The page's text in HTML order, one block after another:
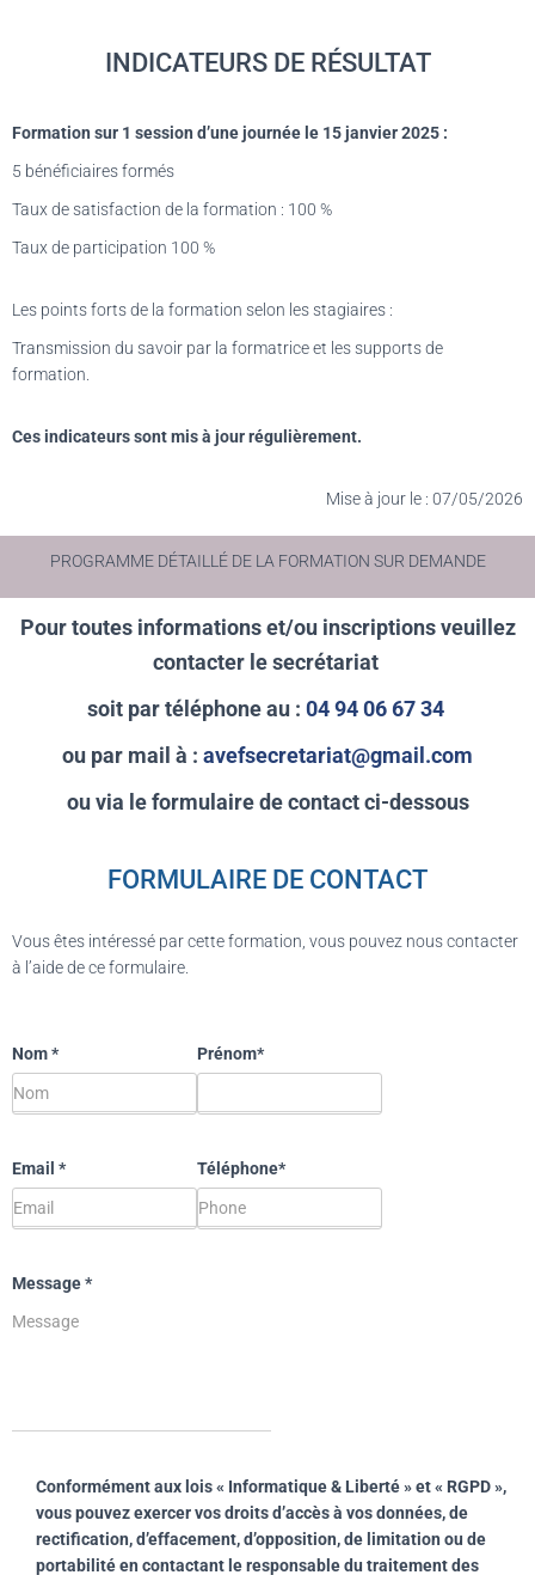
INDICATEURS DE RÉSULTAT
Formation sur 1 session d’une journée le 15 janvier 2025 :
5 bénéficiaires formés
Taux de satisfaction de la formation : 100 %
Taux de participation 100 %
Les points forts de la formation selon les stagiaires :
Transmission du savoir par la formatrice et les supports de
formation.
Ces indicateurs sont mis à jour régulièrement.
Mise à jour le : 07/05/2026
PROGRAMME DÉTAILLÉ DE LA FORMATION SUR DEMANDE
Pour toutes informations et/ou inscriptions veuillez
contacter le secrétariat
soit par téléphone au : 04 94 06 67 34
ou par mail à : avefsecretariat@gmail.com
ou via le formulaire de contact ci-dessous
FORMULAIRE DE CONTACT
Vous êtes intéressé par cette formation, vous pouvez nous contacter
à l’aide de ce formulaire.
Nom* Prénom*
Email * Téléphone*
Message*
Conformément aux lois « Informatique & Liberté » et « RGPD »,
vous pouvez exercer vos droits d’accès à vos données, de
rectification, d’effacement, d’opposition, de limitation ou de
portabilité en contactant le responsable du traitement des